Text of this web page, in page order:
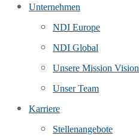
Unternehmen
NDI Europe
NDI Global
Unsere Mission Vision
Unser Team
Karriere
Stellenangebote